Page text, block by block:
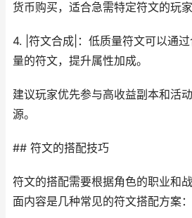
货币购买，适合急需特定符文的玩家
4. |符文合成|：低质量符文可以通
量的符文，提升属性加成。
建议玩家优先参与高收益副本和活
源。
## 符文的搭配技巧
符文的搭配需要根据角色的职业和
面内容是几种常见的符文搭配方案：